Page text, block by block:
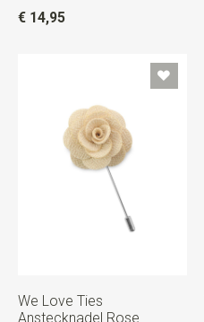
€ 14,95
We Love Ties
Anstecknadel Rose